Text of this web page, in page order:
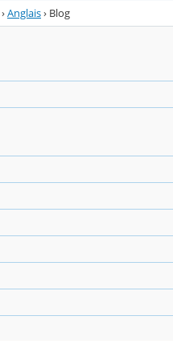
›Anglais› Blog